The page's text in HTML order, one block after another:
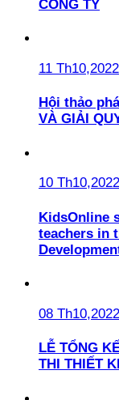
CÔNG TY
11 Th10,2022
Hội thảo
VÀ GIẢI
10 Th10,2022
KidsOnline
teachers in
08 Th10,2022
LỄ TỔNG
THI THIẾT